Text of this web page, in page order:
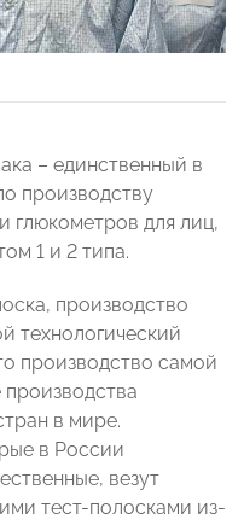
– единственный в
производству
глюкометров для лиц,
1 и 2 типа.
производство
технологический
производство самой
производства
в мире.
в России
везут
тест-полосками из-